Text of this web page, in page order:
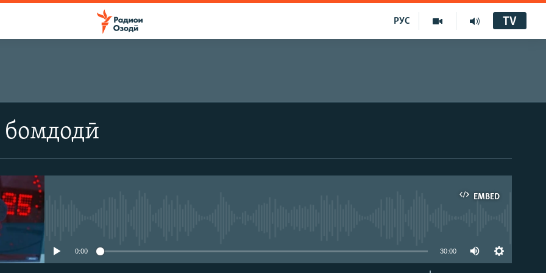
РУС TV
EMBED
0:00 30:00